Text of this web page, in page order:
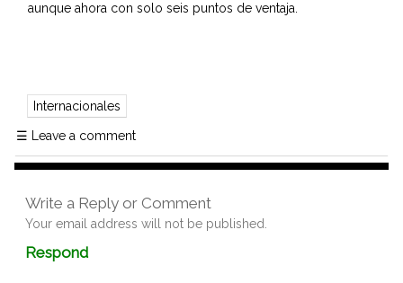
aunque ahora con solo seis puntos de ventaja.
Internacionales
☰ Leave a comment
Write a Reply or Comment
Your email address will not be published.
RespondComment